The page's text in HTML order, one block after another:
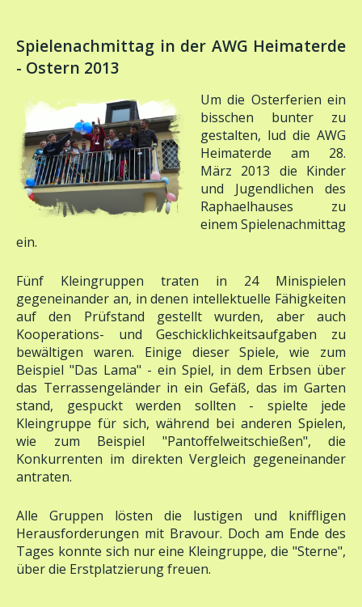
- Ostern 2013
bisschen bunter zu
gestalten, lud die AWG
Heimaterde am 28.
März 2013 die Kinder
und Jugendlichen des
Raphaelhauses zu
einem Spielenachmittag
gegeneinander an, in denen intellektuelle Fähigkeiten
auf den Prüfstand gestellt wurden, aber auch
Kooperations- und Geschicklichkeitsaufgaben zu
bewältigen waren. Einige dieser Spiele, wie zum
Beispiel "Das Lama" - ein Spiel, in dem Erbsen über
das Terrassengeländer in ein Gefäß, das im Garten
stand, gespuckt werden sollten - spielte jede
Kleingruppe für sich, während bei anderen Spielen,
wie zum Beispiel "Pantoffelweitschießen", die
Konkurrenten im direkten Vergleich gegeneinander
antraten.
Herausforderungen mit Bravour. Doch am Ende des
Tages konnte sich nur eine Kleingruppe, die "Sterne",
über die Erstplatzierung freuen.